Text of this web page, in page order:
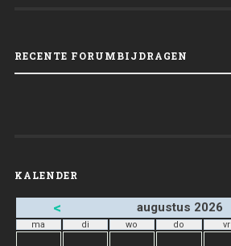
RECENTE FORUMBIJDRAGEN
KALENDER
< augustus 2026
ma di wo do vr